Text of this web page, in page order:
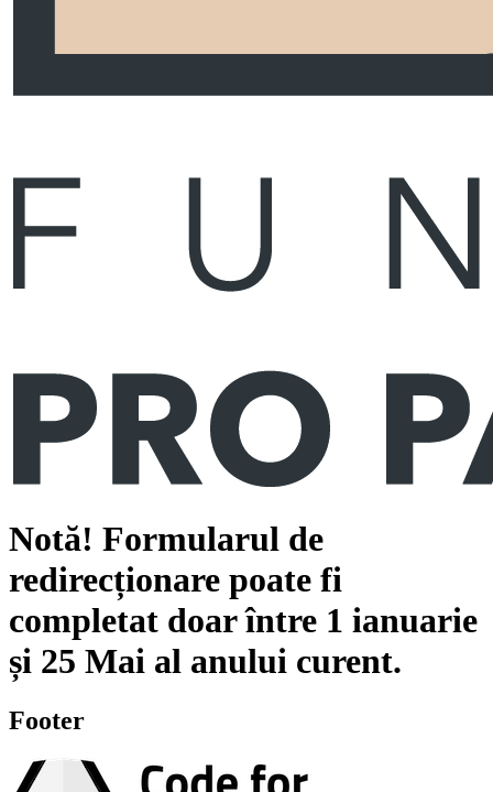
Notă! Formularul de
redirecționare poate fi
completat doar între 1 ianuarie
și 25 Mai al anului curent.
Footer